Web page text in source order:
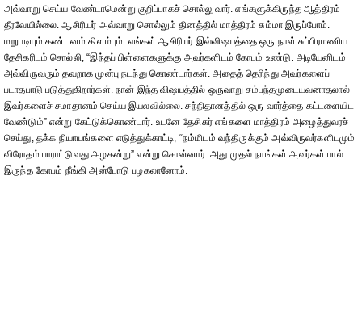
அவ்வாறு செய்ய வேண்டாமென்று குறிப்பாகச் சொல்லுவார். எங்களுக்கிருந்த ஆத்திரம்
தீரவேயில்லை. ஆசிரியர் அவ்வாறு சொல்லும் தினத்தில் மாத்திரம் சும்மா இருப்போம்.
மறுபடியும் கண்டனம் கிளம்பும். எங்கள் ஆசிரியர் இவ்விஷயத்தை ஒரு நாள் சுப்பிரமணிய
தேசிகரிடம் சொல்லி, “இந்தப் பிள்ளைகளுக்கு அவர்களிடம் கோபம் உண்டு. அடியேனிடம்
அவ்விருவரும் தவறாக முன்பு நடந்து கொண்டார்கள். அதைத் தெரிந்து அவர்களைப்
படாதபாடு படுத்துகிறார்கள். நான் இந்த விஷயத்தில் ஒருவாறு சம்பந்தமுடையவனாதலால்
இவர்களைச் சமாதானம் செய்ய இயலவில்லை. சந்நிதானத்தில் ஒரு வார்த்தை கட்டளையிட
வேண்டும்” என்று கேட்டுக்கொண்டார். உடனே தேசிகர் எங்களை மாத்திரம் அழைத்துவரச்
செய்து, தக்க நியாயங்களை எடுத்துக்காட்டி, “நம்மிடம் வந்திருக்கும் அவ்விருவர்களிடமும்
விரோதம் பாராட்டுவது அழகன்று” என்று சொன்னார். அது முதல் நாங்கள் அவர்கள் பால்
இருந்த கோபம் நீங்கி அன்போடு பழகலானோம்.